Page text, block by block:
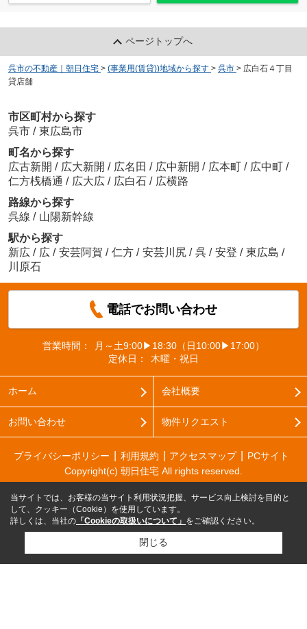
ページトップへ
呉市の不動産｜朝日住宅 > (事業用(賃貸))地域から探す > 呉市 > 広白石４丁目
貸店舗
市区町村から探す
呉市 / 東広島市
町名から探す
広古新開 / 広大新開 / 広名田 / 広中新開 / 広本町 / 広中町 /
仁方桟橋通 / 広大広 / 広白石 / 広横路
路線から探す
呉線 / 山陽新幹線
駅から探す
新広 / 広 / 安芸阿賀 / 仁方 / 安芸川尻 / 呉 / 安登 / 東広島 /
川原石
電話でお問い合わせ
営業時間：
月～土9:00▶18:30（日10:00▶17:00）
定休日：
木曜・祝日
ホーム 会社概要
お問い合わせ 物件リクエスト
プライバシーポリシー 利用規約 アクセスマップ
PCサイト
Copyright(c) 朝日住宅 All rights reserved.
当サイトでは、お客様の当サイト利用状況把握、サービス向上検討を目的と
して、クッキー（Cookie）を使用しています。
詳しくは、当社の 「Cookieの取扱いについて」 をご確認ください。
閉じる